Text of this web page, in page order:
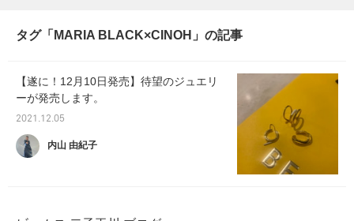
タグ「MARIA BLACK×CINOH」の記事
【遂に！12月10日発売】待望のジュエリ
ーが発売します。
2021.12.05
内山 由紀子